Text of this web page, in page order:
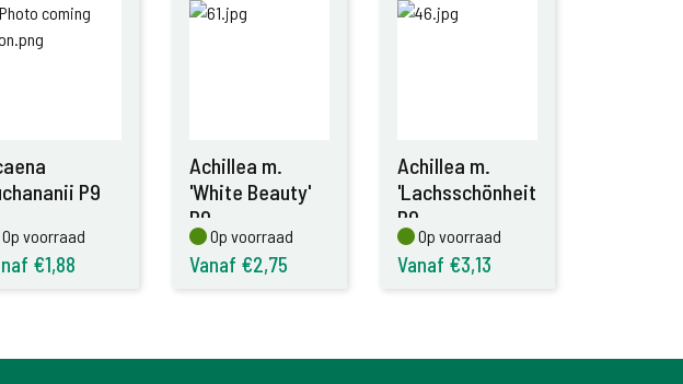
P9
voorraad
Op voorraad
€1,88
Achillea m.
'White Beauty'
P9
Op voorraad
Op voorraad
Vanaf €2,75
Achillea m.
'Lachsschönheit'
P9
Op voorraad
Op voorraad
Vanaf €3,13